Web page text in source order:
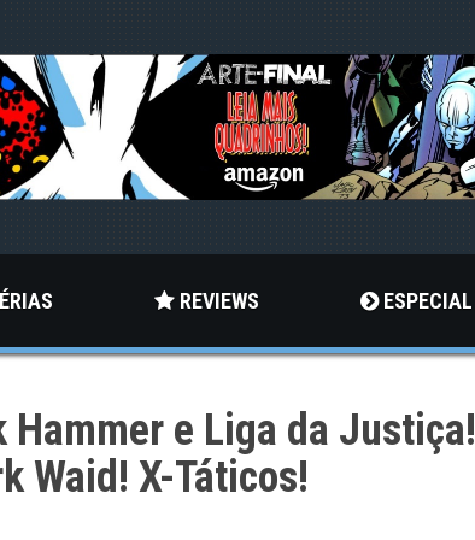
REVIEWS ESPECIAL
Hammer e Liga da Justiça!
Waid! X-Táticos!